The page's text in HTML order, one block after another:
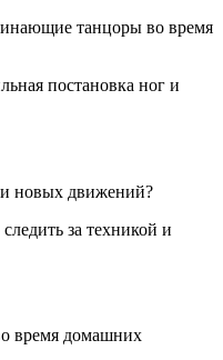
танцоры во время
постановка ног и
новых движений?
за техникой и
время домашних